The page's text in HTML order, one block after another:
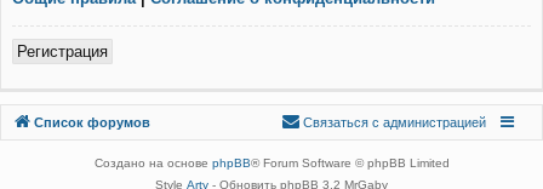
Регистрация
Список форумов
Связаться с
Связаться с администрацией
Создано на основе phpBB® Forum Software © phpBB Limited
Style Arty - Обновить phpBB 3.2 MrGaby